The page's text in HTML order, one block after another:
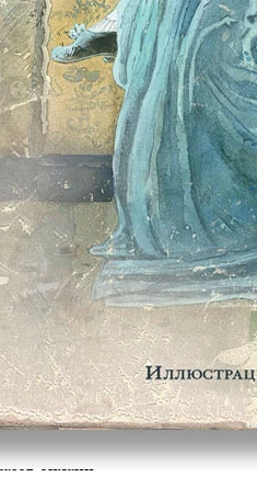
Москва, ул.Россолимо, 17с3
и по России транспортной
- по адресу
- до ближайшего к Вам
к Вам терминала ПЭК
течение 1-3 дней с момента
кабинете партнёрана
онлайн